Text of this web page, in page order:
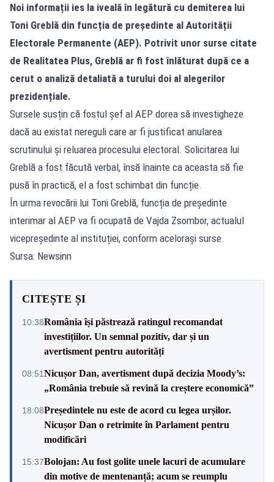
Noi informații ies la iveală în legătură cu demiterea lui
Toni Greblă din funcția de președinte al Autorității
Electorale Permanente (AEP). Potrivit unor surse citate
de Realitatea Plus, Greblă ar fi fost înlăturat după ce a
cerut o analiză detaliată a turului doi al alegerilor
prezidențiale.
Sursele susțin că fostul șef al AEP dorea să investigheze
dacă au existat nereguli care ar fi justificat anularea
scrutinului și reluarea procesului electoral. Solicitarea lui
Greblă a fost făcută verbal, însă înainte ca aceasta să fie
pusă în practică, el a fost schimbat din funcție.
În urma revocării lui Toni Greblă, funcția de președinte
interimar al AEP va fi ocupată de Vajda Zsombor, actualul
vicepreședinte al instituției, conform acelorași surse.
Sursa: Newsinn
CITEȘTE ȘI
10:38România își păstrează ratingul recomandat
investițiilor. Un semnal pozitiv, dar și un
avertisment pentru autorități
08:51Nicușor Dan, avertisment după decizia Moody’s:
„România trebuie să revină la creștere economică”
18:08Președintele nu este de acord cu legea urșilor.
Nicușor Dan o retrimite în Parlament pentru
modificări
15:37Bolojan: Au fost golite unele lacuri de acumulare
din motive de mentenanță; acum se reumplu